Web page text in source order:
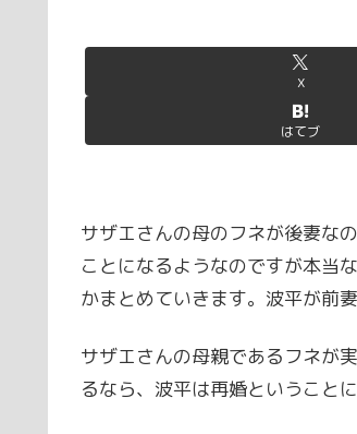
X
はてブ
サザエさんの母のフネが後妻な
ことになるようなのですが本当
かまとめていきます。波平が前
サザエさんの母親であるフネが
るなら、波平は再婚ということ